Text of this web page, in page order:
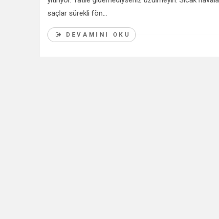
saçlar sürekli fön...
DEVAMINI OKU